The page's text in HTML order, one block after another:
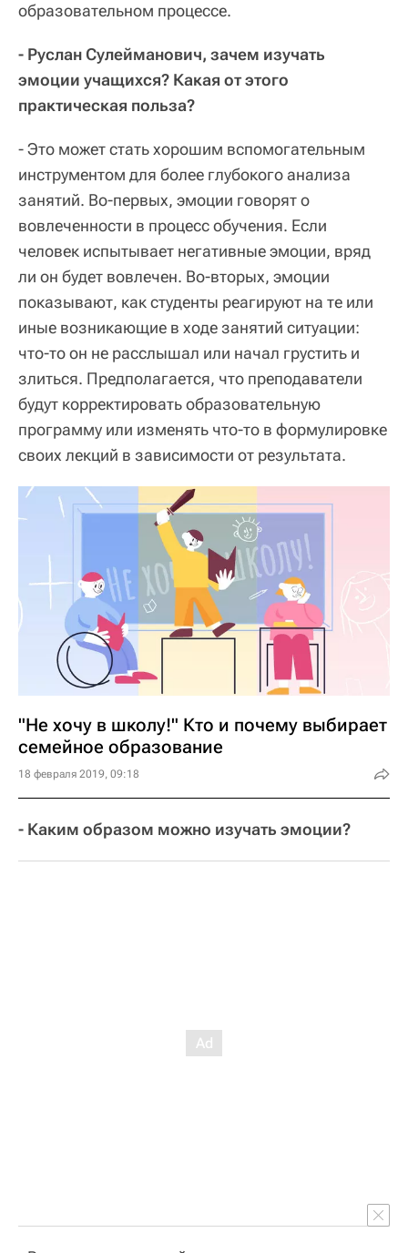
образовательном процессе.
- Руслан Сулейманович, зачем изучать
эмоции учащихся? Какая от этого
практическая польза?
- Это может стать хорошим вспомогательным
инструментом для более глубокого анализа
занятий. Во-первых, эмоции говорят о
вовлеченности в процесс обучения. Если
человек испытывает негативные эмоции, вряд
ли он будет вовлечен. Во-вторых, эмоции
показывают, как студенты реагируют на те или
иные возникающие в ходе занятий ситуации:
что-то он не расслышал или начал грустить и
злиться. Предполагается, что преподаватели
будут корректировать образовательную
программу или изменять что-то в формулировке
своих лекций в зависимости от результата.
"Не хочу в школу!" Кто и почему выбирает
семейное образование
18 февраля 2019, 09:18
- Каким образом можно изучать эмоции?